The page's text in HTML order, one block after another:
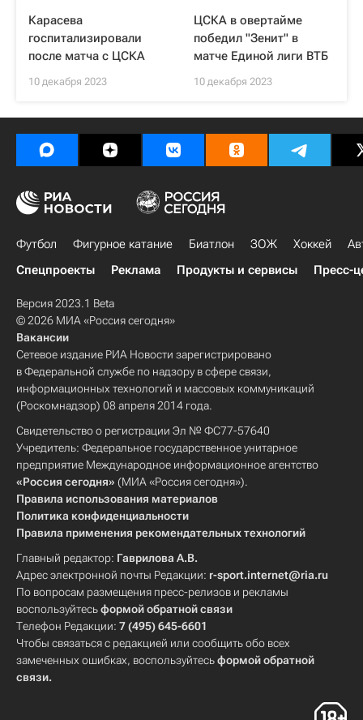
Карасева
госпитализировали
после матча с ЦСКА
10 декабря 2023
ЦСКА в овертайме
победил "Зенит" в
матче Единой лиги ВТБ
10 декабря 2023
Футбол Фигурное катание Биатлон ЗОЖ Хоккей
Спецпроекты
Реклама Продукты и сервисы Пресс-
Версия 2023.1 Beta
© 2026 МИА «Россия сегодня»
Вакансии
Сетевое издание РИА Новости зарегистрировано
в Федеральной службе по надзору в сфере связи,
информационных технологий и массовых коммуникаций
(Роскомнадзор) 08 апреля 2014 года.
Свидетельство о регистрации Эл № ФС77-57640
Учредитель: Федеральное государственное унитарное
предприятие Международное информационное агентство
«Россия сегодня» (МИА «Россия сегодня»).
Правила использования материалов
Политика конфиденциальности
Правила применения рекомендательных технологий
Главный редактор: Гаврилова А.В.
Адрес электронной почты Редакции: r-sport.internet@ria.ru
По вопросам размещения пресс-релизов и рекламы
воспользуйтесьформой обратной связи
Телефон Редакции: 7 (495) 645-6601
Чтобы связаться с редакцией или сообщить обо всех
замеченных ошибках, воспользуйтесьформой обратной
связи.